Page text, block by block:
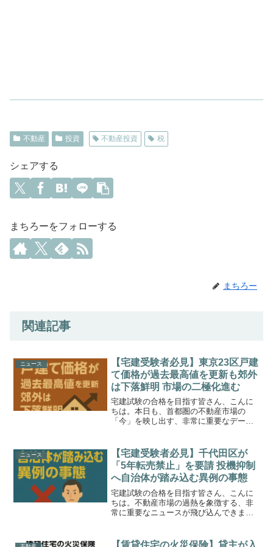
不動産 投資 不動産投資 税
シェアする
まちろーをフォローする
まちろー
関連記事
ニュース
【宅建受験者必見】東京23区戸建
て価格が過去最高値を更新も郊外
は下落鮮明 市場の二極化進む
宅建試験の合格を目指す皆さん、こんに
ちは。本日も、首都圏の不動産市場の
「今」を映し出す、非常に重要なデータ
住宅の価格動向によると、東京23区の平
均価格が8,137万円...
ニュース
【宅建受験者必見】千代田区が
「5年転売禁止」を要請 投機抑制
へ自治体が踏み込む異例の事態
宅建試験の合格を目指す皆さん、こんに
ちは。不動産市場の過熱を象徴する、非
常に重要なニュースが飛び込んできまし
め、不動産の業界団体に対して投機的な
【賃貸住宅の火災保険】貸主が入